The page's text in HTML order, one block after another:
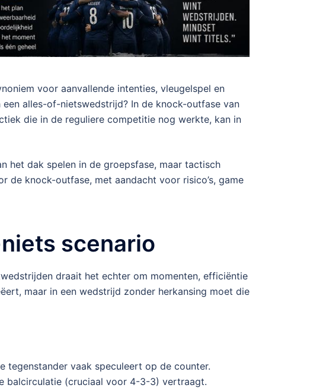
voor aanvallende intenties, vleugelspel en
alles-of-nietswedstrijd? In de knock-outfase van
die in de reguliere competitie nog werkte, kan in
het dak spelen in de groepsfase, maar tactisch
knock-outfase, met aandacht voor risico’s, game
scenario
draait het echter om momenten, efficiëntie
maar in een wedstrijd zonder herkansing moet die
vaak speculeert op de counter.
balcirculatie (cruciaal voor 4-3-3) vertraagt.